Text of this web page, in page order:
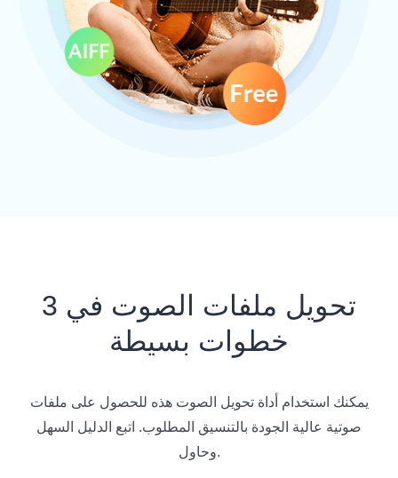
تحويل ملفات الصوت في 3
خطوات بسيطة
يمكنك استخدام أداة تحويل الصوت هذه للحصول على ملفات
صوتية عالية الجودة بالتنسيق المطلوب. اتبع الدليل السهل
وحاول.